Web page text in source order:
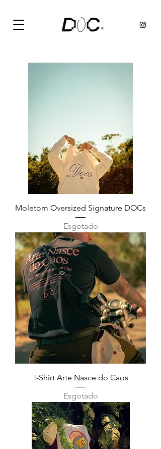
Moletom Oversized Signature DOCs
Esgotado
T-Shirt Arte Nasce do Caos
Esgotado